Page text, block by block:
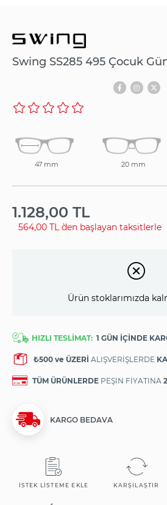
Swing SS285 495 Çocuk
47 mm 20 mm
1.128,00 TL
564,00 TL `den başlayan taksitlerle
Ürün stoklarımızda
HIZLI TESLİMAT: 1 GÜN İÇİNDE
₺500 ve ÜZERİ ALIŞVERİŞLERDE
TÜM ÜRÜNLERDE PEŞİN FİYATINA
KARGO BEDAVA
İSTEK LISTEME EKLE KARŞILAŞTIR